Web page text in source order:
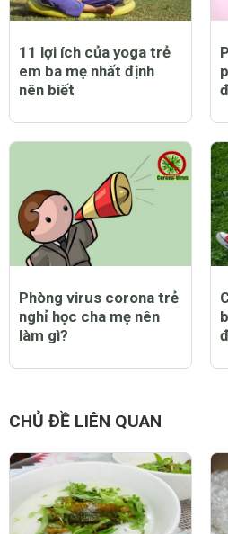
11 lợi ích của yoga trẻ
em ba mẹ nhất định
nên biết
Phòng virus corona trẻ
nghỉ học cha mẹ nên
làm gì?
CHỦ ĐỀ LIÊN QUAN